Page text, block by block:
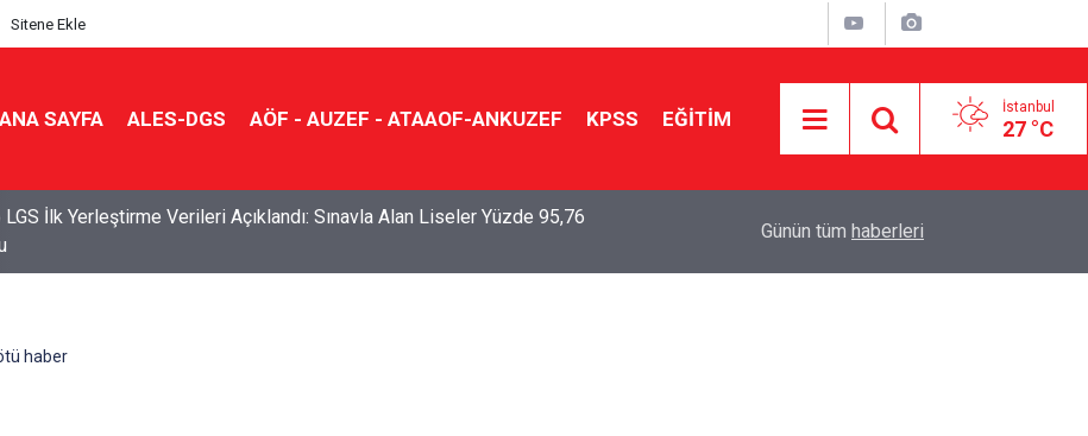
Sitene Ekle
ANA SAYFA ALES-DGS AÖF - AUZEF - ATAAOF-ANKUZEF KPSS EĞİTİM İstanbul
27 °C
İlk Yerleştirme Verileri Açıklandı: Sınavla Alan Liseler Yüzde 95,76
Tercihine Yerleşti
Günün tüm haberleri
haber